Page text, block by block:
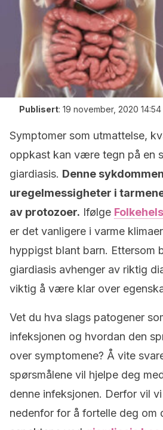
Publisert: 19 november, 2020 14:54
Symptomer som utmattelse,
oppkast kan være tegn på en
giardiasis. Denne
uregelmessigheter i
av protozoer. Ifølge
er det vanligere i varme
hyppigst blant barn. Ettersom
giardiasis avhenger av riktig
viktig å være klar over
Vet du hva slags patogener
infeksjonen og hvordan den
over symptomene? Å vite
spørsmålene vil hjelpe deg
denne infeksjonen. Derfor vil
nedenfor for å fortelle deg om